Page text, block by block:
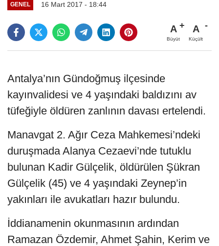
GENEL 16 Mart 2017 - 18:44
A
Büyüt
A
Küçült
Antalya’nın Gündoğmuş ilçesinde
kayınvalidesi ve 4 yaşındaki baldızını av
tüfeğiyle öldüren zanlının davası ertelendi.
Manavgat 2. Ağır Ceza Mahkemesi’ndeki
duruşmada Alanya Cezaevi’nde tutuklu
bulunan Kadir Gülçelik, öldürülen Şükran
Gülçelik (45) ve 4 yaşındaki Zeynep’in
yakınları ile avukatları hazır bulundu.
İddianamenin okunmasının ardından
Ramazan Özdemir, Ahmet Şahin, Kerim ve